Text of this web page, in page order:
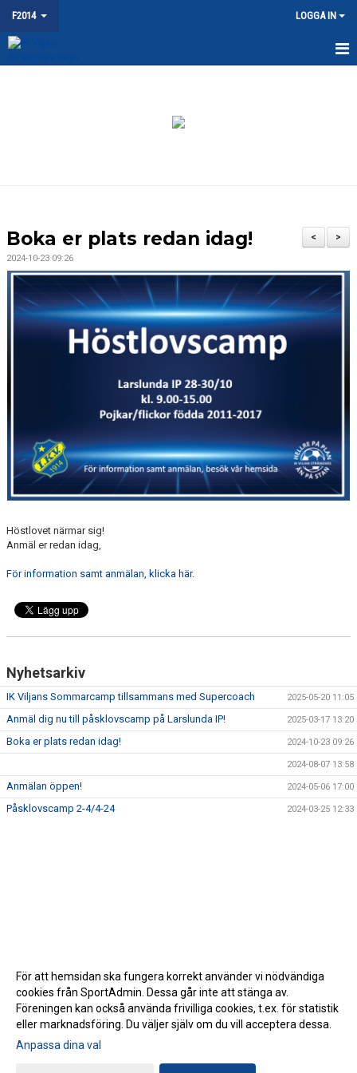
F2014 LOGGA IN
BILDGALLERI
DOKUMENT
KONTAKT
>
<
Boka er plats redan idag!
2024-10-23 09:26
Höstlovet närmar sig!
Anmäl er redan idag,
För information samt anmälan, klicka här.
Nyhetsarkiv
IK Viljans Sommarcamp tillsammans med Supercoach 2025-05-20 11:05
Anmäl dig nu till påsklovscamp på Larslunda IP! 2025-03-17 13:20
Boka er plats redan idag! 2024-10-23 09:26
2024-08-07 13:58
Anmälan öppen! 2024-05-06 17:00
Påsklovscamp 2-4/4-24 2024-03-25 12:33
Gå till Webbversion
För att hemsidan ska fungera korrekt använder vi nödvändiga
cookies från SportAdmin. Dessa går inte att stänga av.
Föreningen kan också använda frivilliga cookies, t.ex. för statistik
eller marknadsföring. Du väljer själv om du vill acceptera dessa.
Anpassa dina val